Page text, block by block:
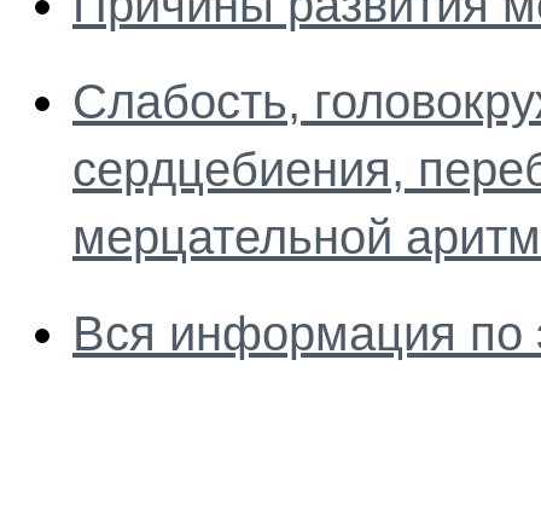
Слабость,
сердцебиения,
мерцательной
Вся информация по